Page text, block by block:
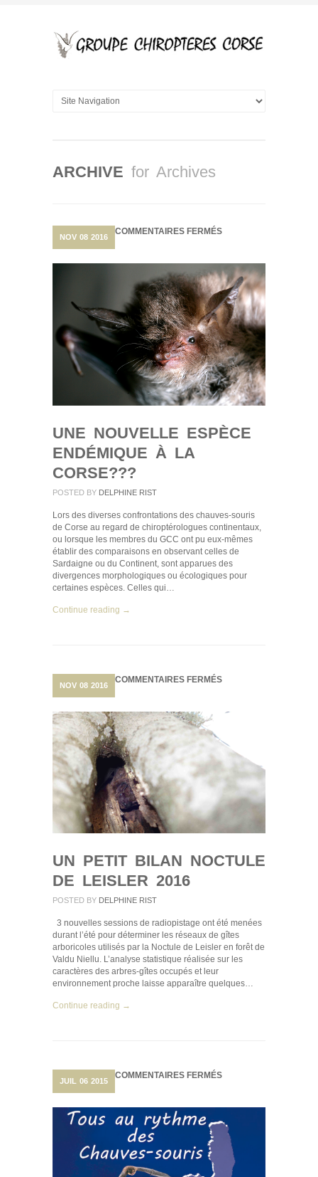
ARCHIVE for Archives
NOV 08 2016
COMMENTAIRES FERMÉSSUR
ESPÈCE
ENDÉMIQUE
À
LA
CORSE???
UNE NOUVELLE ESPÈCE
ENDÉMIQUE À LA
CORSE???
POSTED BY DELPHINE RIST
Lors des diverses confrontations des chauves-souris
de Corse au regard de chiroptérologues continentaux,
ou lorsque les membres du GCC ont pu eux-mêmes
établir des comparaisons en observant celles de
Sardaigne ou du Continent, sont apparues des
divergences morphologiques ou écologiques pour
certaines espèces. Celles qui…
Continue reading →
NOV 08 2016
COMMENTAIRES FERMÉSSUR
BILAN
DE
LEISLER
2016
UN PETIT BILAN NOCTULE
DE LEISLER 2016
POSTED BY DELPHINE RIST
3 nouvelles sessions de radiopistage ont été menées
durant l’été pour déterminer les réseaux de gîtes
arboricoles utilisés par la Noctule de Leisler en forêt de
Valdu Niellu. L’analyse statistique réalisée sur les
caractères des arbres-gîtes occupés et leur
environnement proche laisse apparaître quelques…
Continue reading →
JUIL 06 2015
COMMENTAIRES FERMÉSSUR
RYTHME
DES
CHAUVES-
SOURIS
DANS